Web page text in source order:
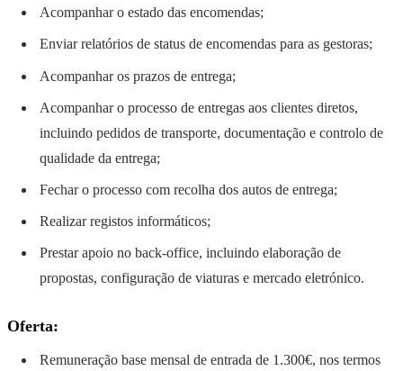
Acompanhar o estado das encomendas;
Enviar relatórios de status de encomendas para as gestoras;
Acompanhar os prazos de entrega;
Acompanhar o processo de entregas aos clientes diretos,
incluindo pedidos de transporte, documentação e controlo de
qualidade da entrega;
Fechar o processo com recolha dos autos de entrega;
Realizar registos informáticos;
Prestar apoio no back-office, incluindo elaboração de
propostas, configuração de viaturas e mercado eletrónico.
Oferta:
Remuneração base mensal de entrada de 1.300€, nos termos